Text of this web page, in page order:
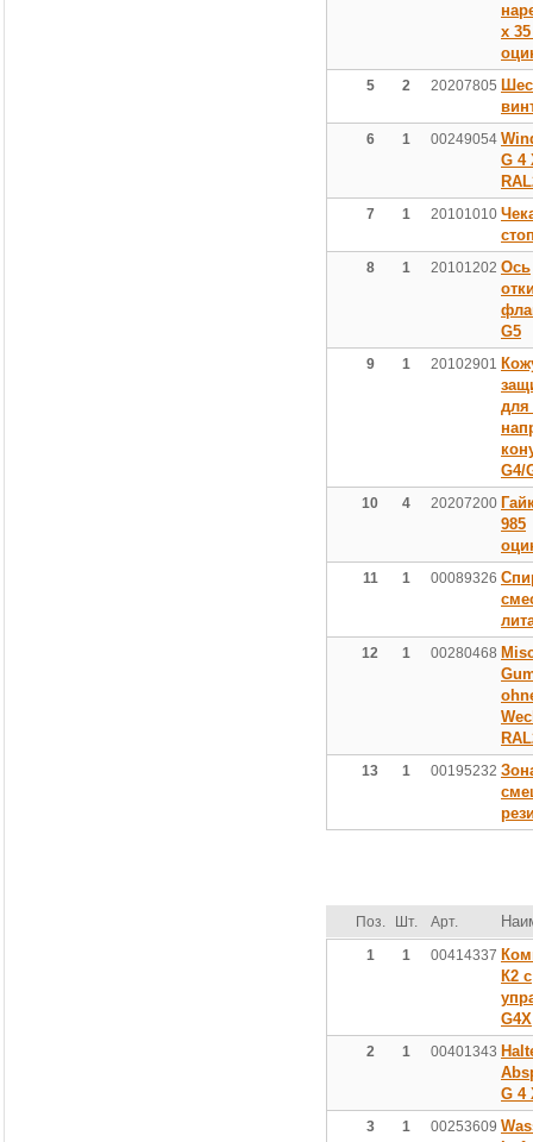
х
5 2 20207805
6 1 00249054
G 4
7 1 20101010
8 1 20101202 Ось
G5
9 1 20102901
G4/
10 4 20207200
985
11 1 00089326
12 1 00280468
13 1 00195232
Поз. Шт. Арт.
1 1 00414337
К2 с
G4X
2 1 00401343
G 4
3 1 00253609